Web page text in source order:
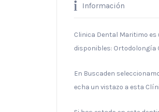
Información
Clinica Dental Maritimo es
disponibles: Ortodolongía
En Buscaden
echa un vistazo a esta